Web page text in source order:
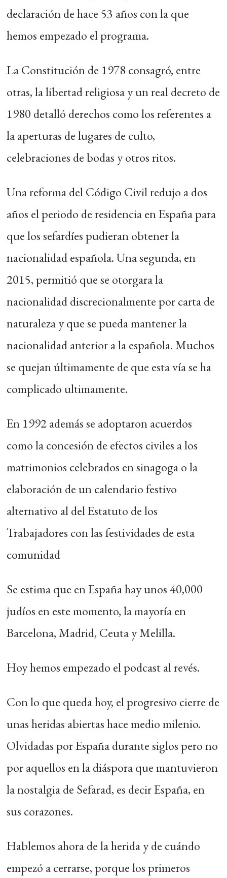
declaración de hace 53 años con la que
hemos empezado el programa.
La Constitución de 1978 consagró, entre
otras, la libertad religiosa y un real decreto de
1980 detalló derechos como los referentes a
la aperturas de lugares de culto,
celebraciones de bodas y otros ritos.
Una reforma del Código Civil redujo a dos
años el periodo de residencia en España para
que los sefardíes pudieran obtener la
nacionalidad española. Una segunda, en
2015, permitió que se otorgara la
nacionalidad discrecionalmente por carta de
naturaleza y que se pueda mantener la
nacionalidad anterior a la española. Muchos
se quejan últimamente de que esta vía se ha
complicado ultimamente.
En 1992 además se adoptaron acuerdos
como la concesión de efectos civiles a los
matrimonios celebrados en sinagoga o la
elaboración de un calendario festivo
alternativo al del Estatuto de los
Trabajadores con las festividades de esta
comunidad
Se estima que en España hay unos 40,000
judíos en este momento, la mayoría en
Barcelona, Madrid, Ceuta y Melilla.
Hoy hemos empezado el podcast al revés.
Con lo que queda hoy, el progresivo cierre de
unas heridas abiertas hace medio milenio.
Olvidadas por España durante siglos pero no
por aquellos en la diáspora que mantuvieron
la nostalgia de Sefarad, es decir España, en
sus corazones.
Hablemos ahora de la herida y de cuándo
empezó a cerrarse, porque los primeros